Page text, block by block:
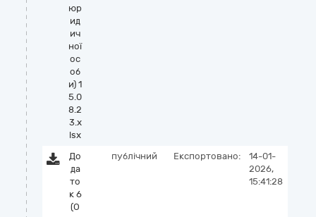
юр
ид
ич
ної
ос
об
и) 1
5.0
8.2
3.x
lsx
До
да
то
к 6
(О
публічний Експортовано:
14-01-
2026,
15:41:28